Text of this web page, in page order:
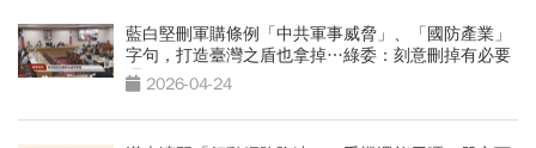
藍白堅刪軍購條例「中共軍事威脅」、「國防產業」
字句，打造臺灣之盾也拿掉…綠委：刻意刪掉有必要
嗎 2026-04-24